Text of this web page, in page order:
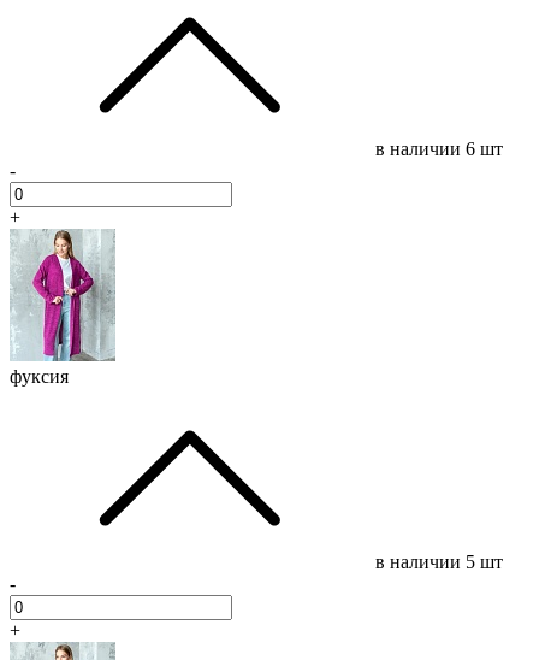
в наличии 6 шт
-
+
фуксия
в наличии 5 шт
-
+